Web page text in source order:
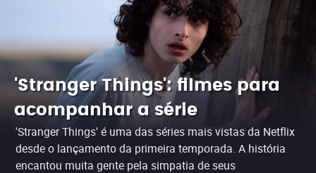
'Stranger Things': filmes para
acompanhar a série
'Stranger Things' é uma das séries mais vistas da Netflix
desde o lançamento da primeira temporada. A história
encantou muita gente pela simpatia de seus